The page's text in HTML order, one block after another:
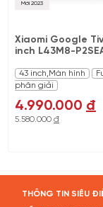
Mới 2023
Xiaomi Google
inch L43M8-
43 inch,Màn hình
phân giải
4.990.000 đ
5.580.000 đ
THÔNG TIN SIÊU